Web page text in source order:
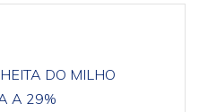
DO MILHO
A 29%